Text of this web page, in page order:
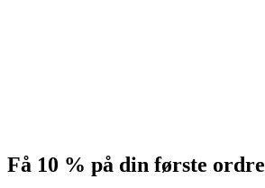
Få 10 % på din første ordre